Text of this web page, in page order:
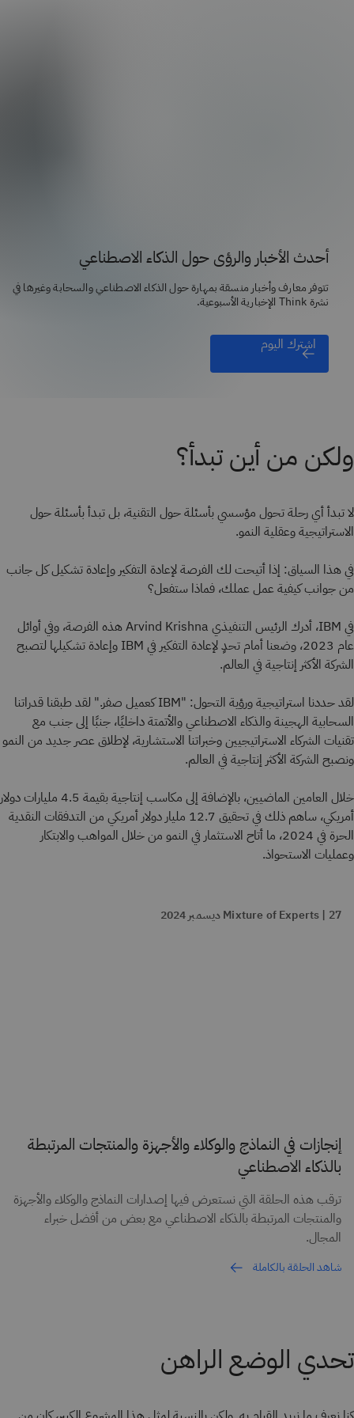
أحدث الأخبار والرؤى حول الذكاء الاصطناعي
تتوفر معارف وأخبار منسقة بمهارة حول الذكاء الاصطناعي والسحابة وغيرها في
نشرة Think الإخبارية الأسبوعية.
اشترك اليوم
ولكن من أين تبدأ؟
لا تبدأ أي رحلة تحول مؤسسي بأسئلة حول التقنية، بل تبدأ بأسئلة حول
الاستراتيجية وعقلية النمو.
في هذا السياق: إذا أتيحت لك الفرصة لإعادة التفكير وإعادة تشكيل كل جانب
من جوانب كيفية عمل عملك، فماذا ستفعل؟
في IBM، أدرك الرئيس التنفيذي Arvind Krishna هذه الفرصة، وفي أوائل
عام 2023، وضعنا أمام تحدٍ لإعادة التفكير في IBM وإعادة تشكيلها لتصبح
الشركة الأكثر إنتاجية في العالم.
لقد حددنا استراتيجية ورؤية التحول: "IBM كعميل صفر." لقد طبقنا قدراتنا
السحابية الهجينة والذكاء الاصطناعي والأتمتة داخليًا، جنبًا إلى جنب مع
تقنيات الشركاء الاستراتيجيين وخبراتنا الاستشارية، لإطلاق عصر جديد من النمو
ونصبح الشركة الأكثر إنتاجية في العالم.
خلال العامين الماضيين، بالإضافة إلى مكاسب إنتاجية بقيمة 4.5 مليارات دولار
أمريكي، ساهم ذلك في تحقيق 12.7 مليار دولار أمريكي من التدفقات النقدية
الحرة في 2024، ما أتاح الاستثمار في النمو من خلال المواهب والابتكار
وعمليات الاستحواذ.
Mixture of Experts | 27 ديسمبر 2024
إنجازات في النماذج والوكلاء والأجهزة والمنتجات المرتبطة
بالذكاء الاصطناعي
ترقب هذه الحلقة التي نستعرض فيها إصدارات النماذج والوكلاء والأجهزة
والمنتجات المرتبطة بالذكاء الاصطناعي مع بعض من أفضل خبراء
المجال.
شاهد الحلقة بالكاملة
تحدي الوضع الراهن